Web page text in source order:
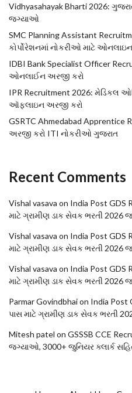
Vidhyasahayak Bharti 2026:
જગ્યાઓ
SMC Planning Assistant
કોર્પોરેશનમાં નોકરીઓ માટે
IDBI Bank Specialist Officer
ઓનલાઈન અરજી કરો
IPR Recruitment 2026: મેડિકલ
ઑફલાઇન અરજી કરો
GSRTC Ahmedabad
અરજી કરો ITI નોકરીઓ ગુજરાત
Recent Comments
Vishal vasava on India Post GDS
માટે ગ્રામીણ ડાક સેવક ભરતી 2026
Vishal vasava on India Post GDS
માટે ગ્રામીણ ડાક સેવક ભરતી 2026
Vishal vasava on India Post GDS
માટે ગ્રામીણ ડાક સેવક ભરતી 2026
Parmar Govindbhaion India Post
પાસ માટે ગ્રામીણ ડાક સેવક ભરતી
Mitesh patel on GSSSB CCE
જગ્યાઓ, 3000+ જુનિયર ક્લાર્ક